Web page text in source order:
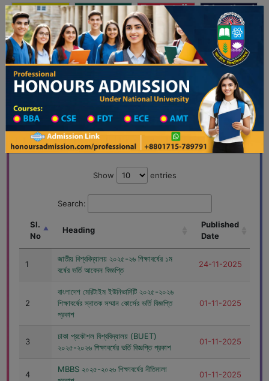
Toggle navigation অনার্স ভর্তি প্রফেশনাল অনার্স
Updates
২০২৫-২৬ শিক্ষাবর্ষের ১ম বর্ষের ভর্তি আবেদন বিজ্ঞপ্তি ঢাকা বিশ্ববিদ্যালয় ২০২৫-২৬ শিক্ষাবর্ষে
All Latest Updates
Show entries
Search:
Sl.
No
Heading
Published
Date
1
জাতীয় বিশ্ববিদ্যালয় ২০২৫-২৬ শিক্ষাবর্ষের ১ম
বর্ষের ভর্তি আবেদন বিজ্ঞপ্তি
24-11-2025
2
বাংলাদেশ মেরিটাইম ইউনিভার্সিটি ২০২৫-২০২৬
শিক্ষাবর্ষের স্নাতক সম্মান কোর্সের ভর্তি বিজ্ঞপ্তি
প্রকাশ
01-11-2025
3
ঢাকা প্রকৌশল বিশ্ববিদ্যালয় (BUET)
২০২৫-২০২৬ শিক্ষাবর্ষের ভর্তি বিজ্ঞপ্তি প্রকাশ
01-11-2025
4
MBBS ২০২৫-২০২৬ শিক্ষাবর্ষের নীতিমালা
01-11-2025